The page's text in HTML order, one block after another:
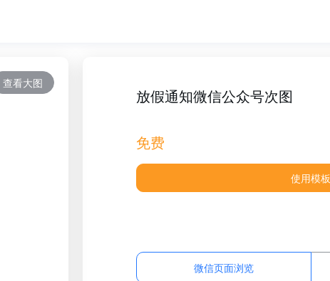
查看大图
放假通知微信公众号次图
免费
使用模板
微信页面浏览